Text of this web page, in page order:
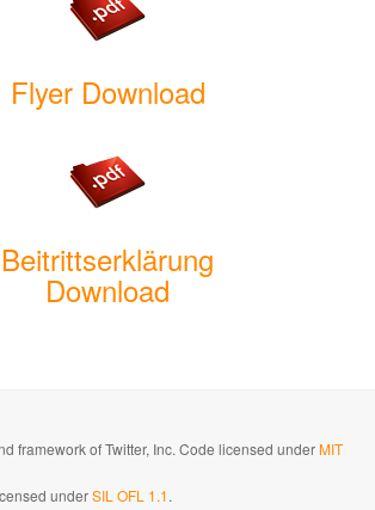
Flyer Download
Beitrittserklärung
Download
framework of Twitter, Inc. Code licensed underMIT
underSIL OFL 1.1.